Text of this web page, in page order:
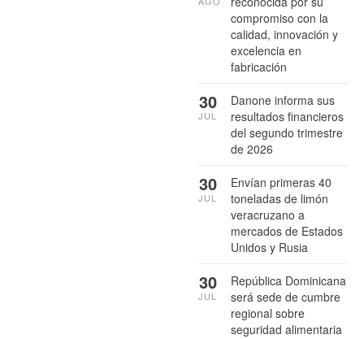
compromiso con la
calidad, innovación y
excelencia en
fabricación
Danone informa sus
resultados financieros
del segundo trimestre
de 2026
30
JUL
Envían primeras 40
toneladas de limón
veracruzano a
mercados de Estados
Unidos y Rusia
30
JUL
República Dominicana
será sede de cumbre
regional sobre
seguridad alimentaria
30
JUL